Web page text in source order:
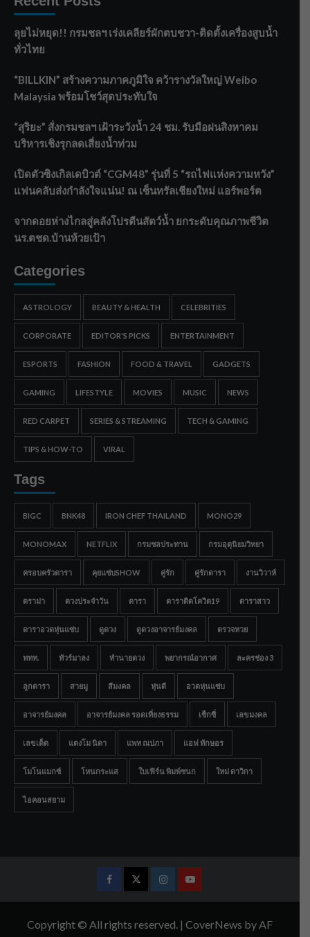
ลุยไม่หยุด!! กรมชลฯ เร่งเคลียร์ผักตบชวา-ติดตั้งเครื่องสูบน้ำ
ทั่วไทย
“BILLKIN” สร้างความภาคภูมิใจ คว้ารางวัลใหญ่ Weibo
Malaysia พร้อมโชว์สุดประทับใจ
“สุริยะ” สั่งกรมชลฯ เฝ้าระวังน้ำ 24 ชม. รับมือฝนสิงหาคม
บริหารเชิงรุกลดเสี่ยงน้ำท่วม
เปิดตัวซิงเกิลเดบิวต์ “CGM48” รุ่นที่ 5 “รถไฟแห่งความหวัง”
แฟนคลับส่งกำลังใจแน่น! ณ เซ็นทรัลเชียงใหม่ แอร์พอร์ต
จากดอยห่างไกลสู่คลังโปรตีนสัตว์น้ำ ยกระดับคุณภาพชีวิต
นร.ตชด.บ้านห้วยเป้า
Categories
ASTROLOGY BEAUTY & HEALTH CELEBRITIES
CORPORATE EDITOR'S PICKS ENTERTAINMENT
ESPORTS FASHION FOOD & TRAVEL GADGETS
GAMING LIFESTYLE MOVIES MUSIC NEWS
RED CARPET SERIES & STREAMING TECH & GAMING
TIPS & HOW-TO VIRAL
Tags
BIGC BNK48 IRON CHEF THAILAND MONO29
MONOMAX NETFLIX กรมชลประทาน กรมอุตุนิยมวิทยา
ครอบครัวดารา คุยแซ่บSHOW คู่รัก คู่รักดารา งานวิวาห์
ดราม่า ดวงประจำวัน ดารา ดาราติดโควิด19 ดาราสาว
ดาราอวดหุ่นแซ่บ ดูดวง ดูดวงอาจารย์มงคล ตรวจหวย
ททท. ทัวร์มาลง ทำนายดวง พยากรณ์อากาศ ละครช่อง 3
ลูกดารา สายมู สีมงคล หุ่นดี อวดหุ่นแซ่บ
อาจารย์มงคล อาจารย์มงคล รอดเที่ยงธรรม เซ็กซี่ เลขมงคล
เลขเด็ด แตงโม นิดา แพท ณปภา แอฟ ทักษอร
โมโนแมกซ์ โหนกระแส ใบเฟิร์น พิมพ์ชนก ใหม่ ดาวิกา
ไอคอนสยาม
FacebookTwitterInstagramYoutube
Copyright © All rights reserved. | CoverNews by AF